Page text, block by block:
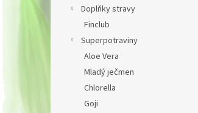
Doplňky stravy
Finclub
Superpotraviny
Aloe Vera
Mladý ječmen
Chlorella
Goji